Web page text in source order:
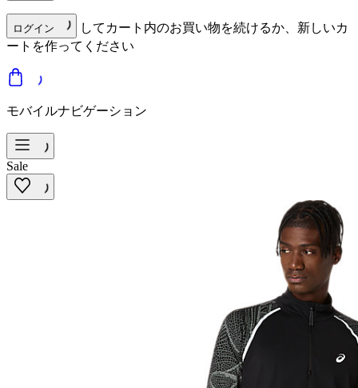
ログイン
してカート内のお買い物を続けるか、新しいカ
ートを作ってください
モバイルナビゲーション
Sale